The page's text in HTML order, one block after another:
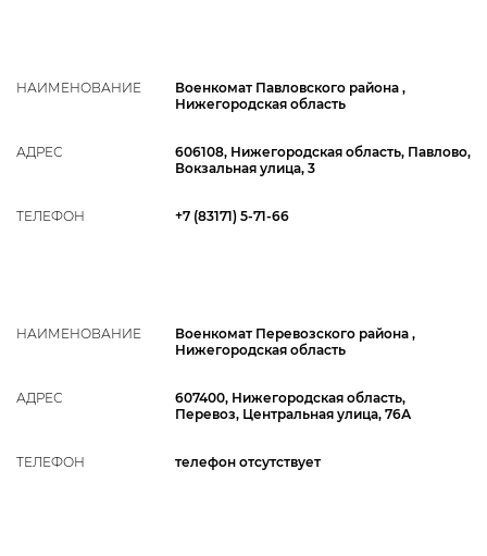
НАИМЕНОВАНИЕ
Военкомат Павловского района ,
Нижегородская область
АДРЕС
606108, Нижегородская область, Павлово,
Вокзальная улица, 3
ТЕЛЕФОН +7 (83171) 5-71-66
НАИМЕНОВАНИЕ
Военкомат Перевозского района ,
Нижегородская область
АДРЕС
607400, Нижегородская область,
Перевоз, Центральная улица, 76А
ТЕЛЕФОН телефон отсутствует